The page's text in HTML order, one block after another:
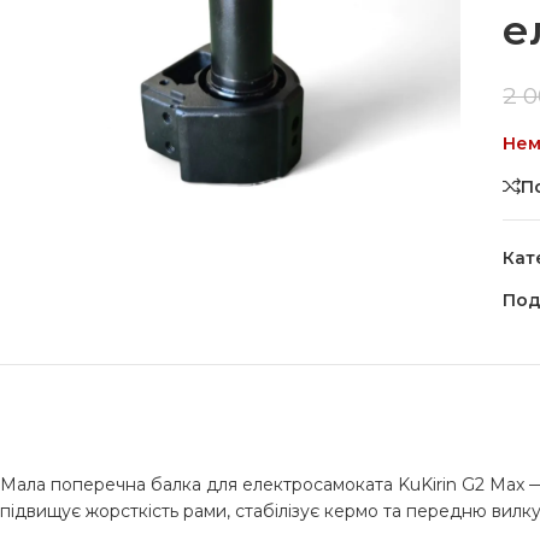
2
Мала поперечна балка для електросамоката KuKirin G2 Max
підвищує жорсткість рами, стабілізує кермо та передню